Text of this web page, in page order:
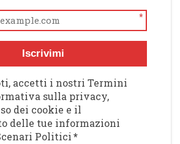
*
Iscrivimi
accetti i nostri Termini
sulla privacy,
dei cookie e il
delle tue informazioni
Politici*